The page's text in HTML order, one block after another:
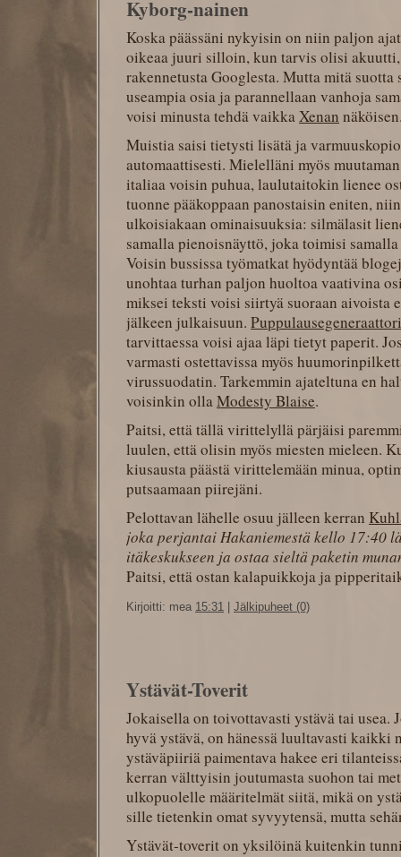
Kyborg-nainen
Koska päässäni nykyisin on niin paljon
oikeaa juuri silloin, kun tarvis olisi akuutti,
rakennetusta Googlesta. Mutta mitä suotta
useampia osia ja parannellaan vanhoja
voisi minusta tehdä vaikka Xenan
Muistia saisi tietysti lisätä ja
automaattisesti. Mielelläni myös
italiaa voisin puhua, laulutaitokin lienee
tuonne pääkoppaan panostaisin eniten,
ulkoisiakaan ominaisuuksia: silmälasit
samalla pienoisnäyttö, joka toimisi
Voisin bussissa työmatkat hyödyntää
unohtaa turhan paljon huoltoa vaativina
miksei teksti voisi siirtyä suoraan aivoista
jälkeen julkaisuun. Puppulausegeneraattori
tarvittaessa voisi ajaa läpi tietyt paperit.
varmasti ostettavissa myös
virussuodatin. Tarkemmin ajateltuna en
voisinkin olla Modesty Blaise.
Paitsi, että tällä virittelyllä pärjäisi
luulen, että olisin myös miesten mieleen.
kiusausta päästä virittelemään minua,
putsaamaan piirejäni.
Pelottavan lähelle osuu jälleen kerran
joka perjantai Hakaniemestä kello 17:40
itäkeskukseen ja ostaa sieltä paketin
Paitsi, että ostan kalapuikkoja ja
Kirjoitti: mea 15:31 | Jälkipuheet (0)
Ystävät-Toverit
Jokaisella on toivottavasti ystävä tai usea.
hyvä ystävä, on hänessä luultavasti kaikki
ystäväpiiriä paimentava hakee eri
kerran välttyisin joutumasta suohon tai
ulkopuolelle määritelmät siitä, mikä on
sille tietenkin omat syvyytensä, mutta
Ystävät-toverit on yksilöinä kuitenkin